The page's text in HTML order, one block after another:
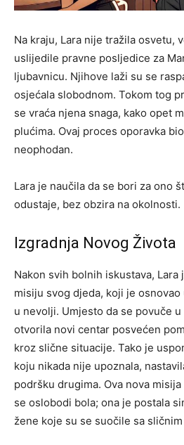
Na kraju, Lara nije tražila osvetu,
uslijedile pravne posljedice za
ljubavnicu. Njihove laži su se
osjećala slobodnom. Tokom tog
se vraća njena snaga, kako opet
plućima. Ovaj proces oporavka
neophodan.
Lara je naučila da se bori za ono
odustaje, bez obzira na okolnosti.
Izgradnja Novog Života
Nakon svih bolnih iskustava, Lara
misiju svog djeda, koji je
u nevolji. Umjesto da se povuče
otvorila novi centar posvećen
kroz slične situacije. Tako je
koju nikada nije upoznala,
podršku drugima. Ova nova
se oslobodi bola; ona je postala
žene koje su se suočile sa